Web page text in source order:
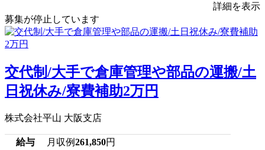
詳細を表示
募集が停止しています
交代制/大手で倉庫管理や部品の運搬/土
日祝休み/寮費補助2万円
株式会社平山 大阪支店
給与 月収例261,850円